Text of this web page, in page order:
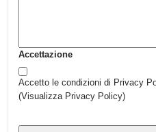
Accettazione
Accetto le condizioni di Privacy
(Visualizza Privacy Policy)